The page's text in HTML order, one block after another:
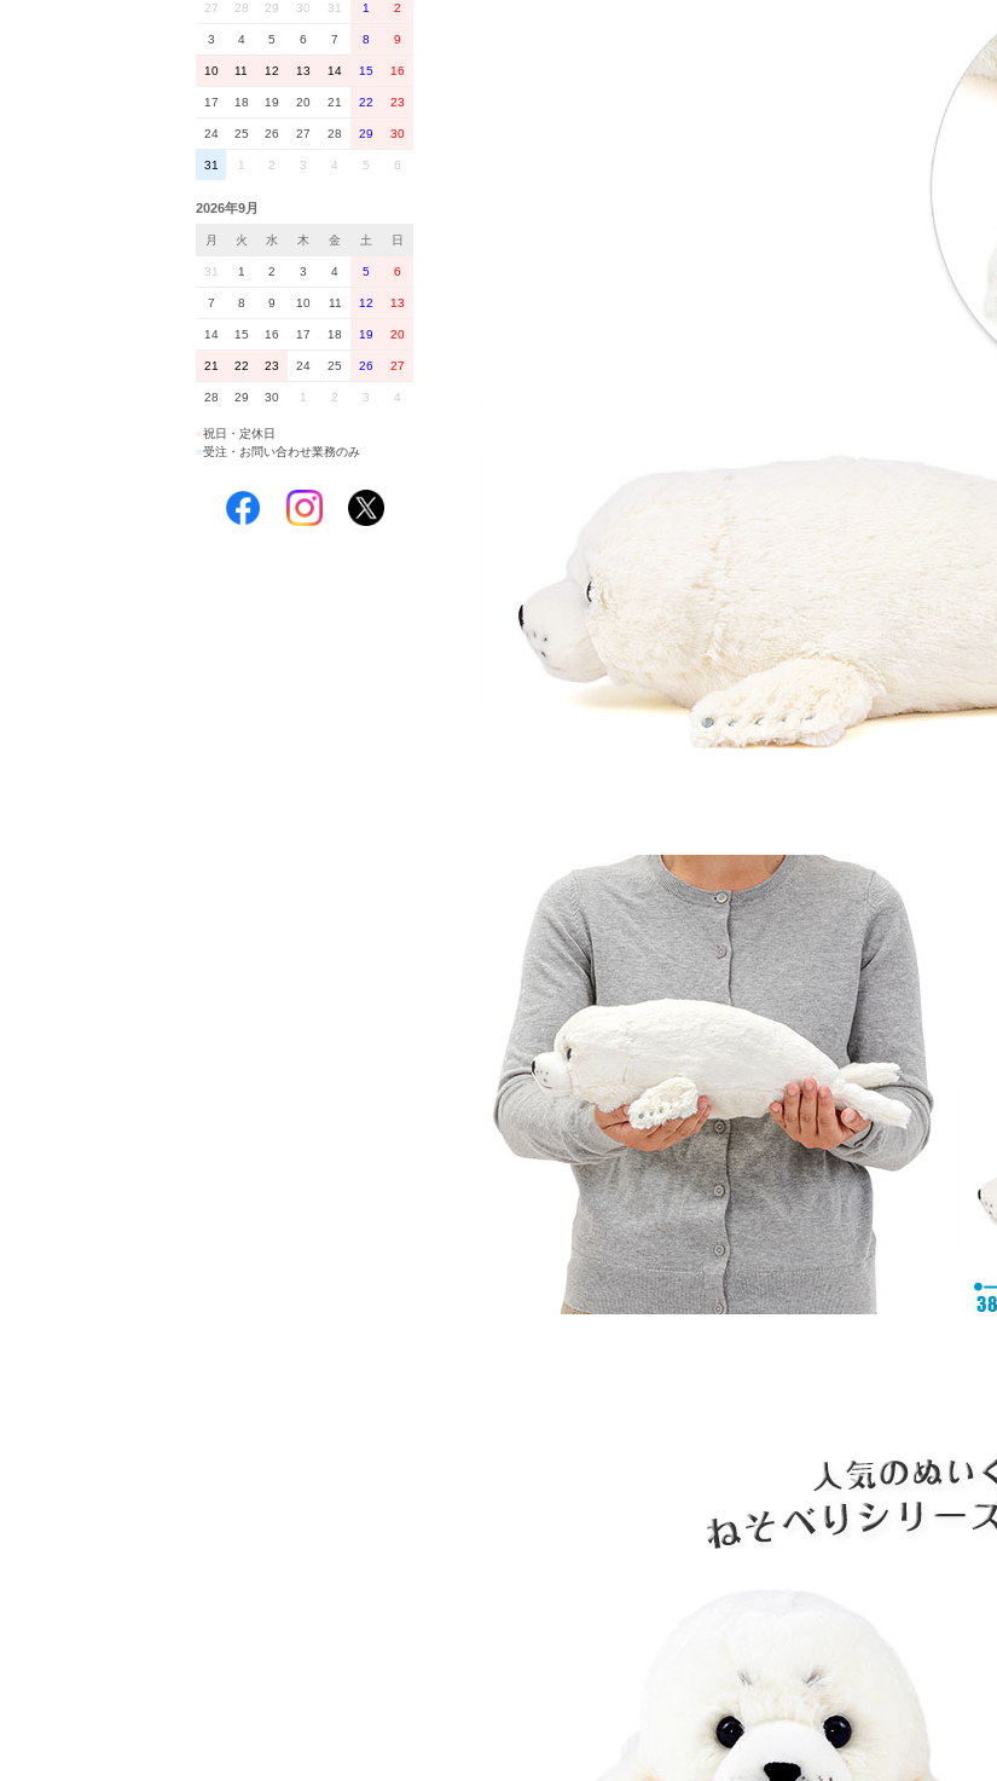
27 28 29 30 31 1 2
3 4 5 6 7 8 9
10 11 12 13 14 15 16
17 18 19 20 21 22 23
24 25 26 27 28 29 30
31 1 2 3 4 5 6
2026年9月
月 火 水 木 金 土 日
31 1 2 3 4 5 6
7 8 9 10 11 12 13
14 15 16 17 18 19 20
21 22 23 24 25 26 27
28 29 30 1 2 3 4
祝日・定休日
■受注・お問い合わせ業務のみ